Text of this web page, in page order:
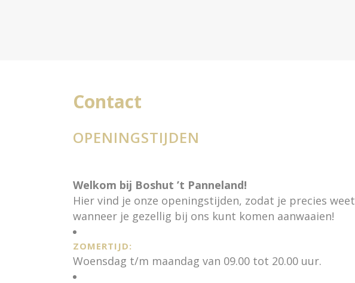
Contact
OPENINGSTIJDEN
Welkom bij Boshut ’t Panneland!
Hier vind je onze openingstijden, zodat je precies weet
wanneer je gezellig bij ons kunt komen aanwaaien!
ZOMERTIJD:
Woensdag t/m maandag van 09.00 tot 20.00 uur.